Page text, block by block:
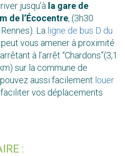
jusqu’à la gare de
de l’Écocentre, (3h30
La ligne de bus D du
peut vous amener à proximité
à l’arrêt “Chardons”(3,1
sur la commune de
aussi facilement louer
vos déplacements
: